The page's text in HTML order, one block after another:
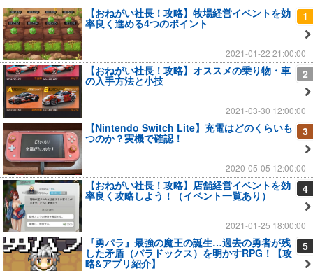
1
【おねがい社長！攻略】牧場経営イベントを効
率良く進める4つのポイント
2021-01-22 21:00:00
2
【おねがい社長！攻略】オススメの乗り物・車
の入手方法と小技
2021-03-30 12:00:00
3
【Nintendo Switch Lite】充電はどのくらいも
つのか？実機で確認！
2020-05-05 12:00:00
4
【おねがい社長！攻略】店舗経営イベントを効
率良く攻略しよう！（イベント一覧あり）
2021-01-25 18:00:00
5
『勇パラ』最強の魔王の誕生…過去の勇者が残
した矛盾（パラドックス）を明かすRPG！【攻
略&アプリ紹介】